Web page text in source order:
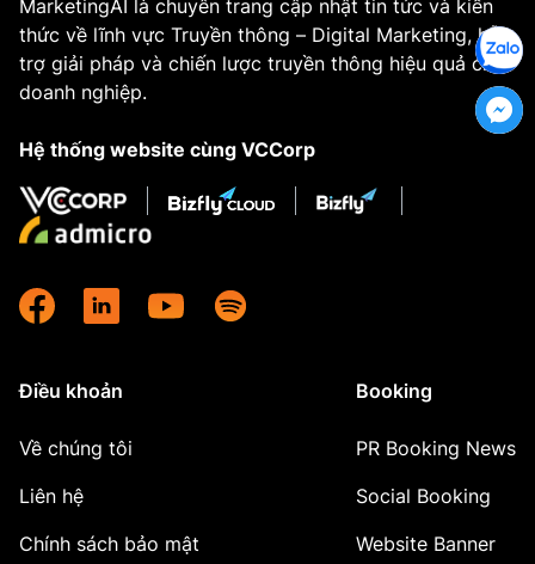
MarketingAI là chuyên trang cập nhật tin tức và kiến
thức về lĩnh vực Truyền thông – Digital Marketing, hỗ
trợ giải pháp và chiến lược truyền thông hiệu quả cho
doanh nghiệp.
Hệ thống website cùng VCCorp
Điều khoản
Về chúng tôi
Liên hệ
Chính sách bảo mật
Booking
PR Booking News
Social Booking
Website Banner